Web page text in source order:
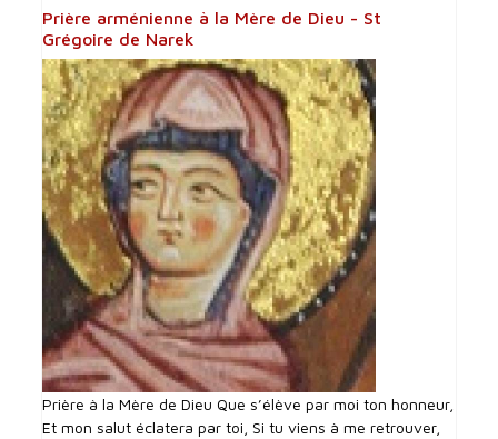
Prière arménienne à la Mère de Dieu - St
Grégoire de Narek
Prière à la Mère de Dieu Que s’élève par moi ton honneur,
Et mon salut éclatera par toi, Si tu viens à me retrouver,